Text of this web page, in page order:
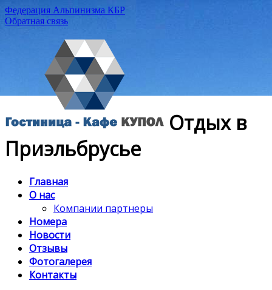
Федерация Альпинизма КБР
Обратная связь
Отдых в
Приэльбрусье
Главная
О нас
Компании партнеры
Номера
Новости
Отзывы
Фотогалерея
Контакты